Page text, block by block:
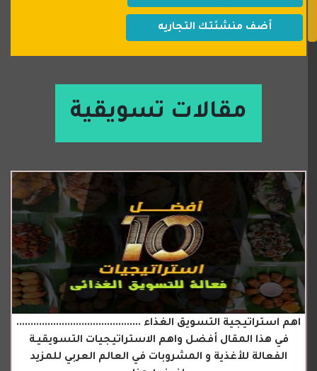
أضف منشئتك التجاريه
مقالات تسويقية
اهم استراتيجية التسويق الغذاء ............................................
في هذا المقال أفضل واهم الاستراتيجيات التسويقيـة
الفعالة للأغذية و المشروبات في العالم العربي للمزيد